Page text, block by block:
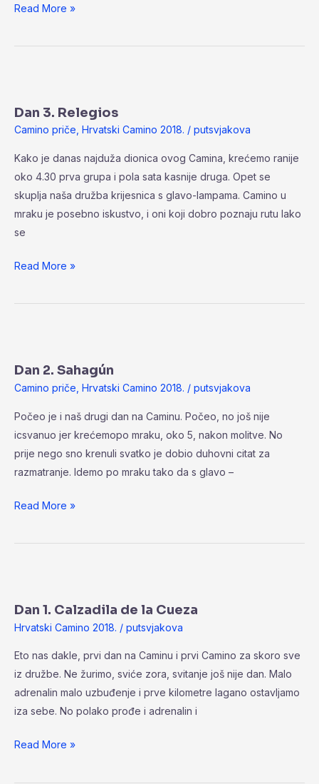
Read More »
Dan 3. Relegios
Camino priče, Hrvatski Camino 2018. / putsvjakova
Kako je danas najduža dionica ovog Camina, krećemo ranije
oko 4.30 prva grupa i pola sata kasnije druga. Opet se
skuplja naša družba krijesnica s glavo-lampama. Camino u
mraku je posebno iskustvo, i oni koji dobro poznaju rutu lako
se
Relegios
Read More »
Dan 2. Sahagún
Camino priče Hrvatski Camino 2018. / putsvjakova
Počeo je i naš drugi dan na Caminu. Počeo, no još nije
icsvanuo jer krećemopo mraku, oko 5, nakon molitve. No
prije nego sno krenuli svatko je dobio duhovni citat za
razmatranje. Idemo po mraku tako da s glavo –
Sahagún
Read More »
Dan 1. Calzadila de la Cueza
Hrvatski Camino 2018. / putsvjakova
Eto nas dakle, prvi dan na Caminu i prvi Camino za skoro sve
iz družbe. Ne žurimo, sviće zora, svitanje još nije dan. Malo
adrenalin malo uzbuđenje i prve kilometre lagano ostavljamo
iza sebe. No polako prođe i adrenalin i
Calzadila
de
la
Cueza
Read More »